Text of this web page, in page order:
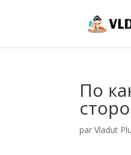
По
parVladut